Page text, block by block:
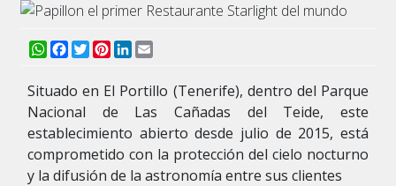
WhatsApp
Facebook
TwitterPinterest
LinkedIn
Situado en El Portillo (Tenerife), dentro del Parque
Nacional de Las Cañadas del Teide, este
establecimiento abierto desde julio de 2015, está
comprometido con la protección del cielo nocturno
y la difusión de la astronomía entre sus clientes